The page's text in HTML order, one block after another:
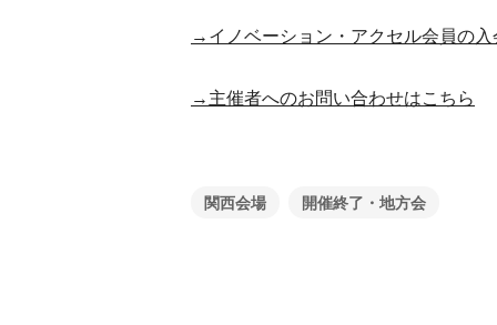
→イノベーション・アクセル会員の入
→主催者へのお問い合わせはこちら
関西会場 開催終了・地方会